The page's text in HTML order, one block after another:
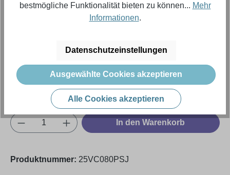
805,64 €
Inhalt: 1 Stück (Menge)
Preise exkl. MwSt. zzgl. Versandkosten
Produkt Anzahl: Gib den gewünschten
In den Warenkorb
Produktnummer: 25VC080PSJ
bestmögliche Funktionalität bieten zu können... Mehr
Informationen.
Datenschutzeinstellungen
Ausgewählte Cookies akzeptieren
Alle Cookies akzeptieren